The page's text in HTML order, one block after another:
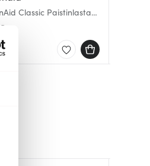
Classic Paistinlasta
34 cm Charcoal Grey